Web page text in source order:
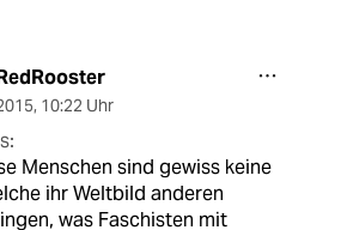
, 10:22 Uhr
Menschen sind gewiss keine
ihr Weltbild anderen
was Faschisten mit